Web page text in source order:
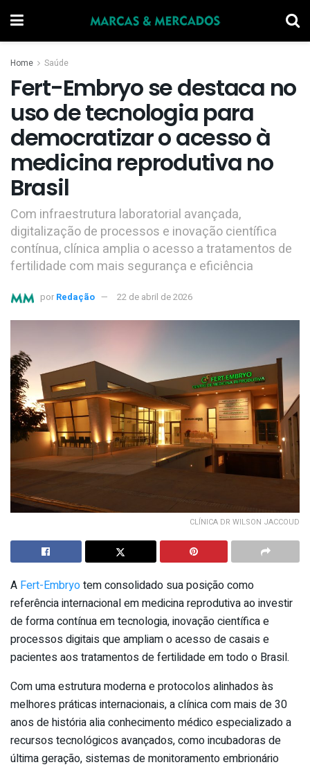
Home Saúde
Fert-Embryo se destaca no
uso de tecnologia para
democratizar o acesso à
medicina reprodutiva no
Brasil
Com infraestrutura laboratorial avançada,
digitalização de processos e inovação científica
contínua, clínica amplia o acesso a tratamentos de
fertilidade com mais segurança e eficiência
por Redação 22 de abril de 2026
CLÍNICA DR WILSON JACCOUD
A Fert-Embryotem consolidado sua posição como
referência internacional em medicina reprodutiva ao investir
de forma contínua em tecnologia, inovação científica e
processos digitais que ampliam o acesso de casais e
pacientes aos tratamentos de fertilidade em todo o Brasil.
Com uma estrutura moderna e protocolos alinhados às
melhores práticas internacionais, a clínica com mais de 30
anos de história alia conhecimento médico especializado a
recursos tecnológicos avançados, como incubadoras de
última geração, sistemas de monitoramento embrionário